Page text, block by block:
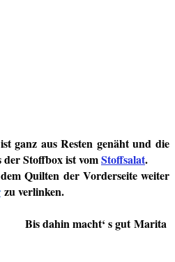
ganz aus Resten genäht und die
der Stoffbox ist vomStoffsalat.
Quilten der Vorderseite weiter
zu verlinken.
s gutMarita